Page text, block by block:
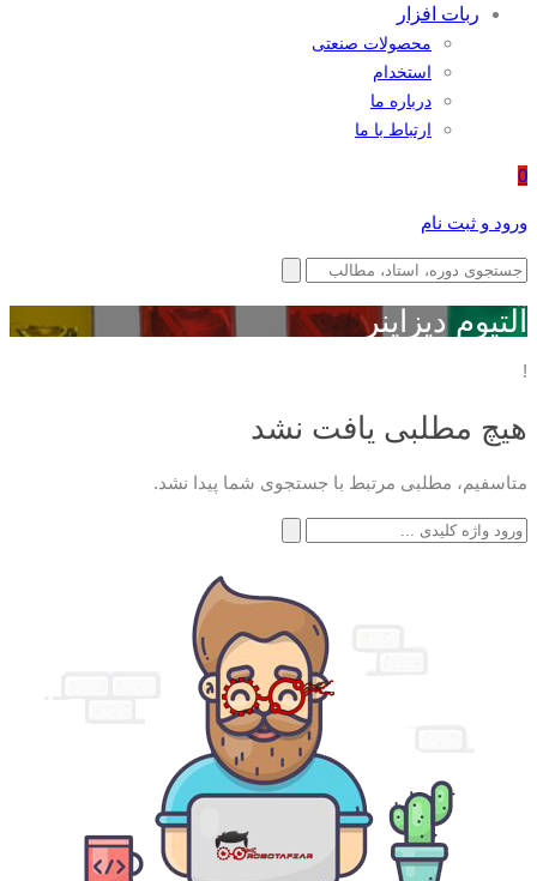
ربات افزار
محصولات صنعتی
استخدام
درباره ما
ارتباط با ما
0
ورود و ثبت نام
آلتیوم دیزاینر
!
هیچ مطلبی یافت نشد
متاسفیم، مطلبی مرتبط با جستجوی شما پیدا نشد.
جستجو